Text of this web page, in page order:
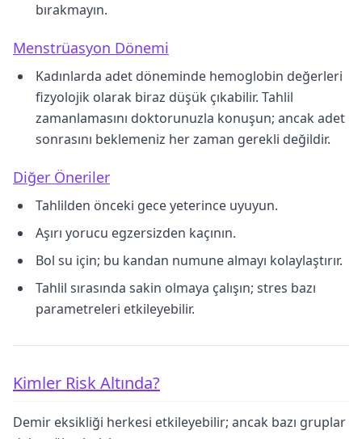
bırakmayın.
Menstrüasyon Dönemi
Kadınlarda adet döneminde hemoglobin değerleri
fizyolojik olarak biraz düşük çıkabilir. Tahlil
zamanlamasını doktorunuzla konuşun; ancak adet
sonrasını beklemeniz her zaman gerekli değildir.
Diğer Öneriler
Tahlilden önceki gece yeterince uyuyun.
Aşırı yorucu egzersizden kaçının.
Bol su için; bu kandan numune almayı kolaylaştırır.
Tahlil sırasında sakin olmaya çalışın; stres bazı
parametreleri etkileyebilir.
Kimler Risk Altında?
Demir eksikliği herkesi etkileyebilir; ancak bazı gruplar